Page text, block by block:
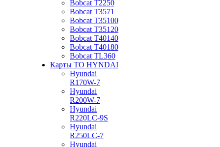
Bobcat Т2250
Bobcat Т3571
Bobcat Т35100
Bobcat Т35120
Bobcat Т40140
Bobcat Т40180
Bobcat ТL360
Карты ТО HYNDAI
Hyundai
R170W-7
Hyundai
R200W-7
Hyundai
R220LC-9S
Hyundai
R250LC-7
Hyundai